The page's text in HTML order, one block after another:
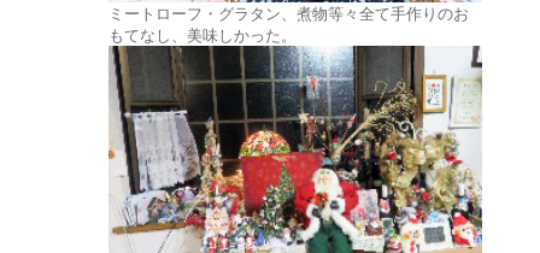
ミートローフ・グラタン、煮物等々全て手作りのお
もてなし、美味しかった。